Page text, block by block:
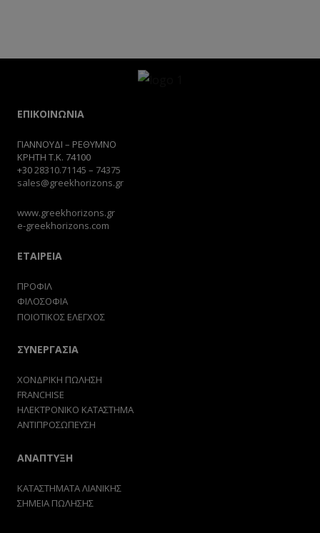
ΕΠΙΚΟΙΝΩΝΙΑ
ΓΙΑΝΝΟΥΔΙ – ΡΕΘΥΜΝΟ
ΚΡΗΤΗ Τ.Κ. 74100
+3028310.71145 – 74375
sales@greekhorizons.gr
www.greekhorizons.gr
e-greekhorizons.com
ΕΤΑΙΡΕΙΑ
ΠΡΟΦΙΛ
ΦΙΛΟΣΟΦΙΑ
ΠΟΙΟΤΙΚΟΣ ΕΛΕΓΧΟΣ
ΣΥΝΕΡΓΑΣΙΑ
ΧΟΝΔΡΙΚΗ ΠΩΛΗΣΗ
FRANCHISE
ΗΛΕΚΤΡΟΝΙΚΟ ΚΑΤΑΣΤΗΜΑ
ΑΝΤΙΠΡΟΣΩΠΕΥΣΗ
ΑΝΑΠΤΥΞΗ
ΚΑΤΑΣΤΗΜΑΤΑ ΛΙΑΝΙΚΗΣ
ΣΗΜΕΙΑ ΠΩΛΗΣΗΣ